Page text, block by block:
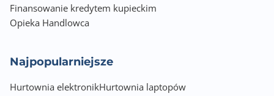
Finansowanie kredytem kupieckim
Opieka Handlowca
Najpopularniejsze
Hurtownia elektronikHurtownia laptopów